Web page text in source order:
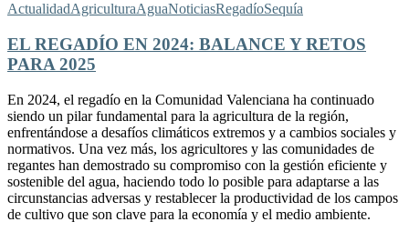
ActualidadAgriculturaAguaNoticiasRegadíoSequía
EL REGADÍO EN 2024: BALANCE Y RETOS
PARA 2025
En 2024, el regadío en la Comunidad Valenciana ha continuado
siendo un pilar fundamental para la agricultura de la región,
enfrentándose a desafíos climáticos extremos y a cambios sociales y
normativos. Una vez más, los agricultores y las comunidades de
regantes han demostrado su compromiso con la gestión eficiente y
sostenible del agua, haciendo todo lo posible para adaptarse a las
circunstancias adversas y restablecer la productividad de los campos
de cultivo que son clave para la economía y el medio ambiente.